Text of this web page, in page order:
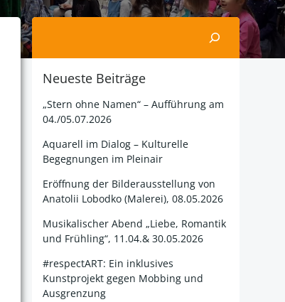
Suchen
Neueste Beiträge
„Stern ohne Namen“ – Aufführung am
04./05.07.2026
Aquarell im Dialog – Kulturelle
Begegnungen im Pleinair
Eröffnung der Bilderausstellung von
Anatolii Lobodko (Malerei), 08.05.2026
Musikalischer Abend „Liebe, Romantik
und Frühling“, 11.04.& 30.05.2026
#respectART: Ein inklusives
Kunstprojekt gegen Mobbing und
Ausgrenzung